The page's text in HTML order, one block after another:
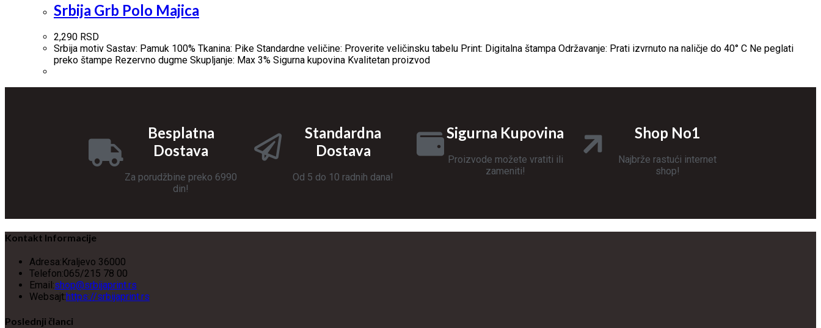
Srbija Grb Polo Majica
2,290 RSD
Srbija motiv Sastav: Pamuk 100% Tkanina: Pike Standardne veličine: Proverite veličinsku tabelu Print: Digitalna štampa Održavanje: Prati izvrnuto na naličje do 40° C Ne peglati
preko štampe Rezervno dugme Skupljanje: Max 3% Sigurna kupovina Kvalitetan proizvod
Besplatna
Dostava
Za porudžbine preko 6990
din!
Standardna
Dostava
Od 5 do 10 radnih dana!
Sigurna Kupovina
Proizvode možete vratiti ili
zameniti!
Shop No1
Najbrže rastući internet
shop!
Kontakt Informacije
Adresa:Kraljevo 36000
Telefon:065/215 78 00
Email:shop@srbijaprint.rs
Websajt:https://srbijaprint.rs
Poslednji članci